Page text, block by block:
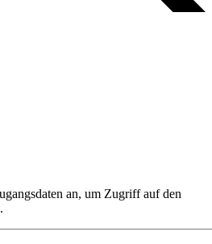
an, um Zugriff auf den